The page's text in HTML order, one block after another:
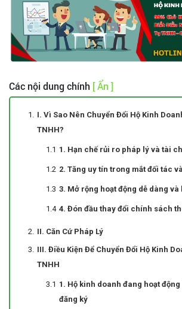
Các nội dung chính [ Ẩn ]
I. Vì Sao Nên Chuyển Đổi Hộ Kinh
TNHH?
1. Hạn chế rủi ro pháp lý và tài
2. Tăng uy tín trong mắt đối tác
3. Mở rộng hoạt động dễ dàng và
4. Đón đầu thay đổi chính sách
II. Căn Cứ Pháp Lý
III. Điều Kiện Để Chuyển Đổi Hộ Kinh
TNHH
1. Hộ kinh doanh đang hoạt
đăng ký